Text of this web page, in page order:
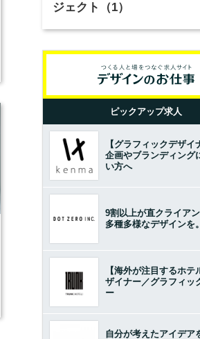
ジェクト（1）
ピックアップ求人
【グラフィックデザイ
企画やブランディング
い方へ
9割以上が直クライアン
多種多様なデザインを。
【海外が注目するホテ
ザイナー／グラフィッ
ー
自分が考えたアイデア